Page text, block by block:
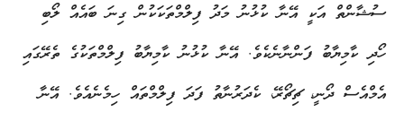
ސުޝާންތް އަކީ އޭނާ ކުޅުނު މަދު ފިލްމްތަކަކުން ގިނަ ބައެއް ލޯބި
ހޯދި ކާމިޔާބު ފަންނާނެކެވެ. އޭނާ ކުޅުނު ކާމިޔާބު ފިލްމްތަކުގެ ތެރޭގައި
އެމްއެސް ދޯނީ، ޗިޗޯރޭ، ކެދަރުނާތު ފަދަ ފިލްމްތައް ހިމެނެއެވެ. އޭނާ